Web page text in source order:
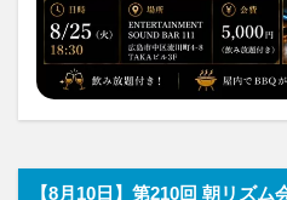
【8月10日】第210回 朝リズム